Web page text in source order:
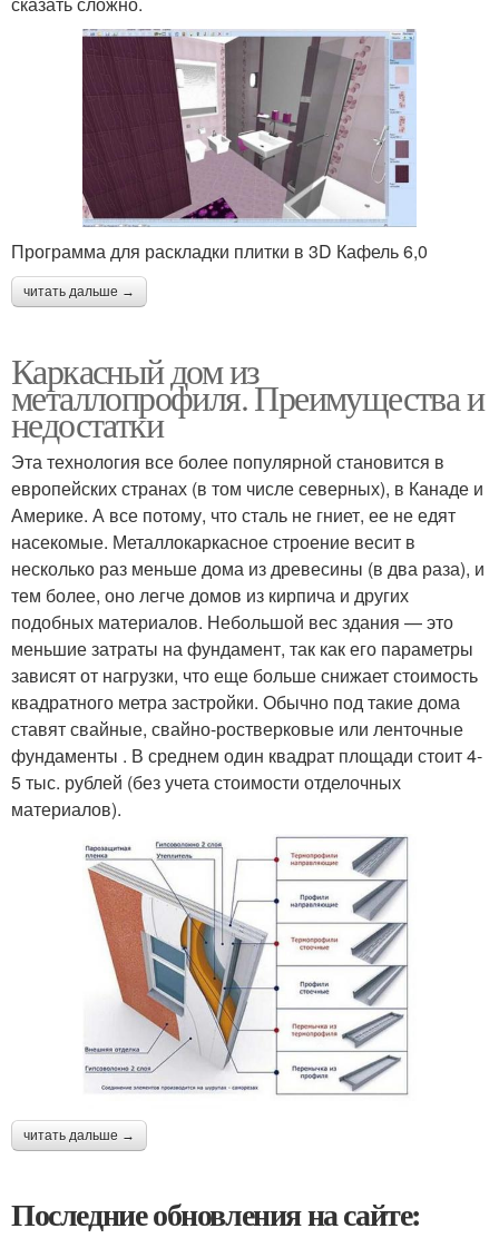
Программа для раскладки плитки в 3D Кафель 6,0
читать дальше →
Каркасный дом из
металлопрофиля. Преимущества и
недостатки
Эта технология все более популярной становится в
европейских странах (в том числе северных), в Канаде и
Америке. А все потому, что сталь не гниет, ее не едят
насекомые. Металлокаркасное строение весит в
несколько раз меньше дома из древесины (в два раза), и
тем более, оно легче домов из кирпича и других
подобных материалов. Небольшой вес здания — это
меньшие затраты на фундамент, так как его параметры
зависят от нагрузки, что еще больше снижает стоимость
квадратного метра застройки. Обычно под такие дома
ставят свайные, свайно-ростверковые или ленточные
фундаменты . В среднем один квадрат площади стоит 4-
5 тыс. рублей (без учета стоимости отделочных
материалов).
читать дальше →
Последние обновления на сайте: